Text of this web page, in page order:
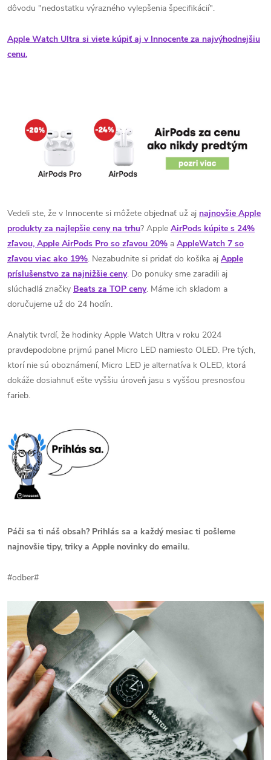
dôvodu "nedostatku výrazného vylepšenia špecifikácií".
Apple Watch Ultra si viete kúpiť aj v Innocente za najvýhodnejšiu
cenu.
Vedeli ste, že v Innocente si môžete objednať už aj najnovšie Apple
produkty za najlepšie ceny na trhu? Apple AirPods kúpite s 24%
zľavou, Apple AirPods Pro so zľavou 20% a AppleWatch 7 so
zľavou viac ako 19%. Nezabudnite si pridať do košíka aj Apple
príslušenstvo za najnižšie ceny. Do ponuky sme zaradili aj
slúchadlá značky Beats za TOP ceny. Máme ich skladom a
doručujeme už do 24 hodín.
Analytik tvrdí, že hodinky Apple Watch Ultra v roku 2024
pravdepodobne prijmú panel Micro LED namiesto OLED. Pre tých,
ktorí nie sú oboznámení, Micro LED je alternatíva k OLED, ktorá
dokáže dosiahnuť ešte vyššiu úroveň jasu s vyššou presnosťou
farieb.
Páči sa ti náš obsah? Prihlás sa a každý mesiac ti pošleme
najnovšie tipy, triky a Apple novinky do emailu.
#odber#